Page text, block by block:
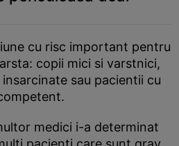
cu risc important pentru
copii mici si varstnici,
sau pacientii cu
medici i-a determinat